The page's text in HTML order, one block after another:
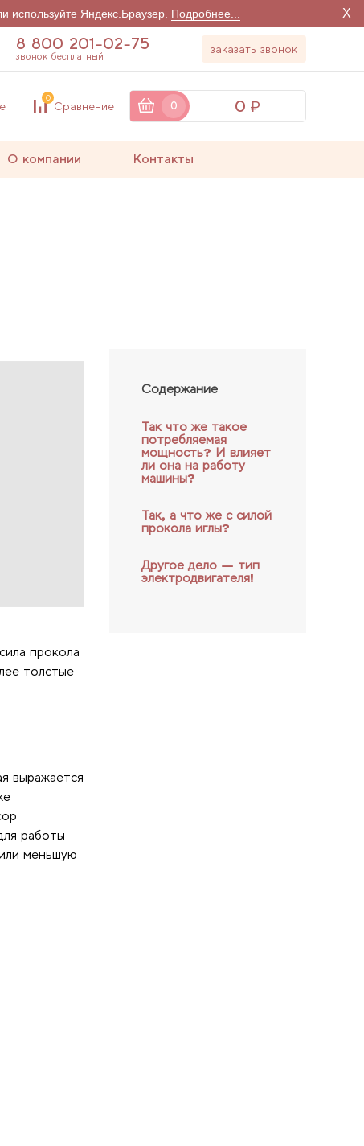
Яндекс.Браузер. Подробнее... X
8 800 201-02-75
звонок бесплатный
заказать звонок
Сравнение
0
0 0
О компании Контакты
прокола
толстые
выражается
работы
меньшую
Содержание
Так что же такое
потребляемая
мощность? И влияет
ли она на работу
машины?
Так, а что же с силой
прокола иглы?
Другое дело — тип
электродвигателя!